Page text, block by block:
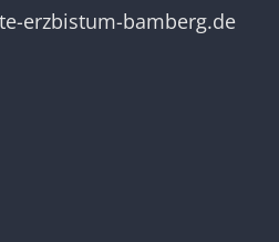
erzbistum-bamberg.de